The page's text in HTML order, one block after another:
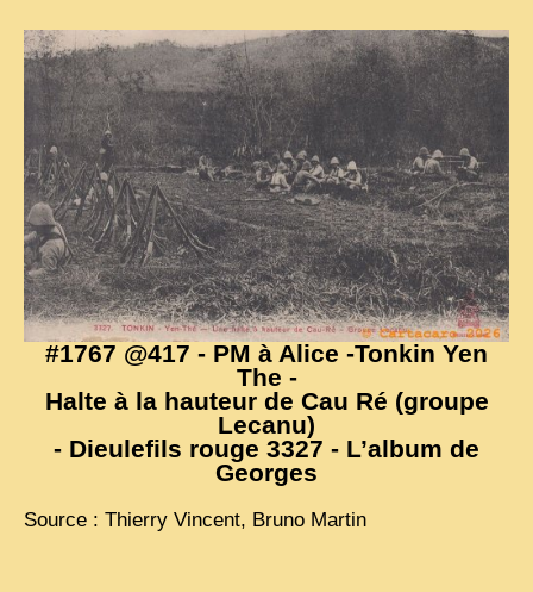
#1767 @417 - PM à Alice -Tonkin Yen
The -
Halte à la hauteur de Cau Ré (groupe
Lecanu)
- Dieulefils rouge 3327 - L’album de
Georges
Source : Thierry Vincent, Bruno Martin